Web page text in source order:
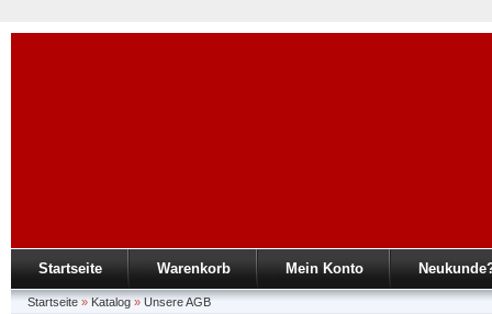
Startseite Warenkorb Mein Konto
Startseite » Katalog » Unsere AGB